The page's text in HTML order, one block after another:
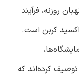
روزنه، فرآیند
کربن است.
کرده‌اند که